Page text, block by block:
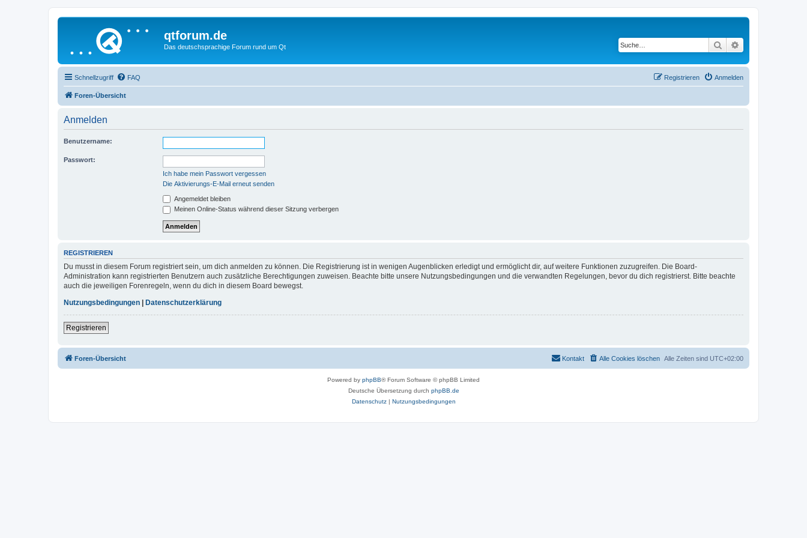
qtforum.de
Das deutschsprachige Forum rund um Qt Suche
Schnellzugriff FAQ Anmelden
Registrieren
Foren-Übersicht
Anmelden
Benutzername:
Passwort:
Ich habe mein Passwort vergessen
Die Aktivierungs-E-Mail erneut senden
Angemeldet bleiben
Meinen Online-Status während dieser Sitzung verbergen
REGISTRIEREN
Du musst in diesem Forum registriert sein, um dich anmelden zu können. Die Registrierung ist in wenigen Augenblicken erledigt und ermöglicht dir, auf weitere Funktionen zuzugreifen. Die Board-
Administration kann registrierten Benutzern auch zusätzliche Berechtigungen zuweisen. Beachte bitte unsere Nutzungsbedingungen und die verwandten Regelungen, bevor du dich registrierst. Bitte beachte
auch die jeweiligen Forenregeln, wenn du dich in diesem Board bewegst.
Nutzungsbedingungen
Datenschutzerklärung
Registrieren
Foren-Übersicht Alle Zeiten sind UTC+02:00
Alle Cookies löschen
Kontakt
Powered by phpBB® Forum Software © phpBB Limited
Deutsche Übersetzung durch phpBB.de
Datenschutz| Nutzungsbedingungen